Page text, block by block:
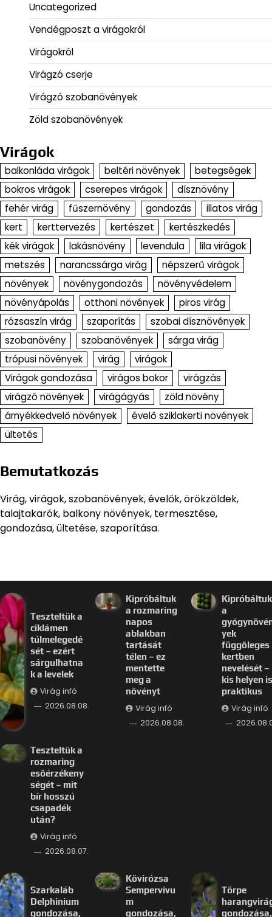
Uncategorized
Vendégposzt a virágokról
Virágokról
Virágzó cserje
Virágzó szobanövények
Zöld szobanövények
Virágok
balkonláda virágok beltéri növények
betegségek
bokros virágok
cserepes virágok
dísznövény
fehér virág
fűszernövény gondozás
illatos virág
kert
kerttervezés kertészet
kertészkedés
kék virágok
lakásnövény levendula
lila virágok
metszés
narancssárga virág
népszerű virágok
növények
növénygondozás
növényvédelem
növényápolás
otthoni növények
piros virág
rózsaszín virág
szaporítás
szobai dísznövények
szobanövény
szobanövények
sárga virág
trópusi növények
virág
virágok
Virágok gondozása
virágos bokor
virágzás
virágzó növények
virágágyás
zöld növény
árnyékkedvelő növények
évelő sziklakerti növények
ültetés
Bemutatkozás
Virág, virágok, szobanövények, évelők, örökzöldek,
talajtakarók, balkony növények, termesztése,
gondozása, ültetése, szaporítása.
Teszteltük a
ciklámen
túlmelegedé
sét – ezért
sárgulhatna
k a levelek
Virág infó
2026.08.08.
Kipróbáltuk
a rozmaring
napos
ablakban
tartását
télen – ez
mentette
meg a
növényt
Virág infó
2026.08.08.
Kipróbáltuk
a
yek
függőleges
kertben
nevelését –
kis helyen is
praktikus
Virág infó
Teszteltük a
rozmaring
esőérzékeny
ségét – mit
bír hosszú
csapadék
után?
Virág infó
2026.08.07.
Szarkaláb
Delphinium
gondozása,
Kövirózsa
Sempervivu
m
gondozása,
Törpe
gondozása,